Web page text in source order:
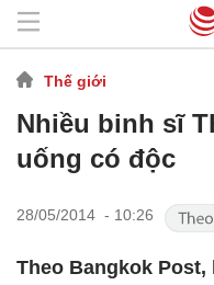
Thế giới
Nhiều binh sĩ
uống có độc
28/05/2014 - 10:26
Theo Bangkok Post,